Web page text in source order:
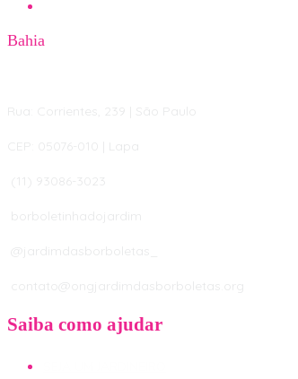
Bahia
Rua: Corrientes, 239 | São Paulo
CEP: 05076-010 | Lapa
(11) 93086-3023
borboletinhadojardim
@jardimdasborboletas_
contato@ongjardimdasborboletas.org
Saiba como ajudar